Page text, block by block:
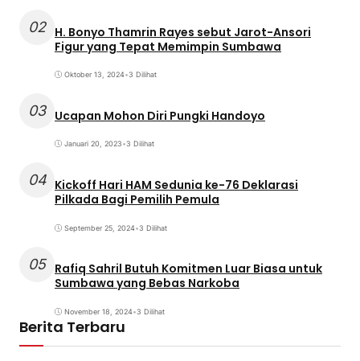
02 H. Bonyo Thamrin Rayes sebut Jarot-Ansori
Figur yang Tepat Memimpin Sumbawa
Oktober 13, 2024•3 Dilihat
03 Ucapan Mohon Diri Pungki Handoyo
Januari 20, 2023•3 Dilihat
04 Kickoff Hari HAM Sedunia ke-76 Deklarasi
Pilkada Bagi Pemilih Pemula
September 25, 2024•3 Dilihat
05 Rafiq Sahril Butuh Komitmen Luar Biasa untuk
Sumbawa yang Bebas Narkoba
November 18, 2024•3 Dilihat
Berita Terbaru